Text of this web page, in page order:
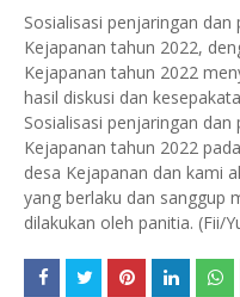
Sosialisasi penjaringan
Kejapanan tahun 2022,
Kejapanan tahun 2022
hasil diskusi dan
Sosialisasi penjaringan
Kejapanan tahun 2022
desa Kejapanan dan kami
yang berlaku dan sanggup
dilakukan oleh panitia. (Fii/